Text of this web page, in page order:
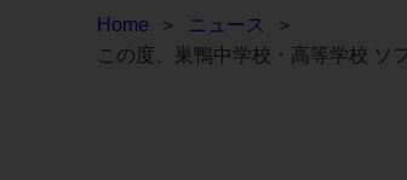
Home ＞ ニュース
＞
この度、巣鴨中学校・高等学校 ソ